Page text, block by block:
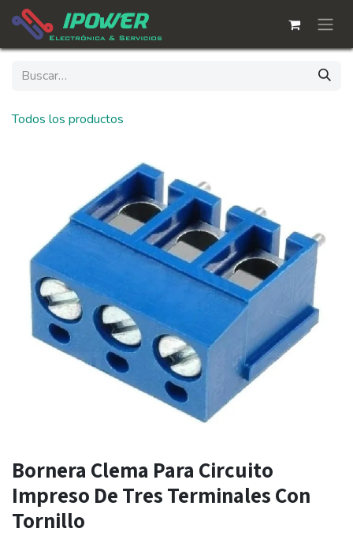
Ir al contenido
Todos los productos
Bornera Clema Para Circuito
Impreso De Tres Terminales Con
Tornillo